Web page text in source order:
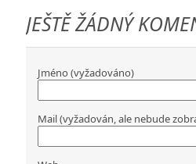
JEŠTĚ ŽÁDNÝ
Jméno (vyžadováno)
Mail (vyžadován, ale nebude